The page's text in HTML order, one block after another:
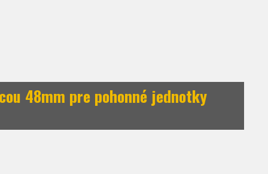
48mm pre pohonné jednotky